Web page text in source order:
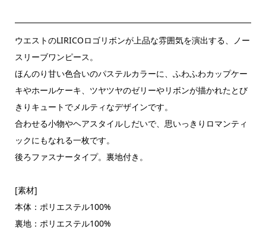
ウエストのLIRICOロゴリボンが上品な雰囲気を演出する、ノー
スリーブワンピース。
ほんのり甘い色合いのパステルカラーに、ふわふわカップケー
キやホールケーキ、ツヤツヤのゼリーやリボンが描かれたとび
きりキュートでメルティなデザインです。
合わせる小物やヘアスタイルしだいで、思いっきりロマンティ
ックにもなれる一枚です。
後ろファスナータイプ。裏地付き。
[素材]
本体：ポリエステル100%
裏地：ポリエステル100%